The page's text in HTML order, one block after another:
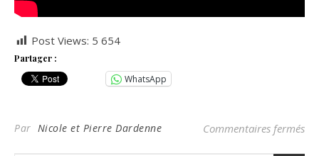
Post Views: 5 654
Partager :
WhatsApp
Par Nicole et Pierre Dardenne Commentaires fermés